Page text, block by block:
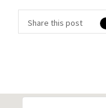
Share this post